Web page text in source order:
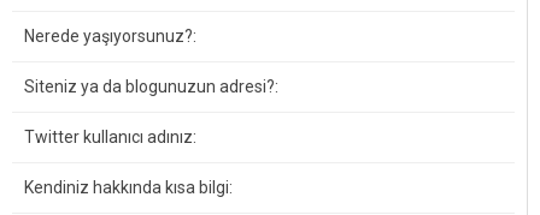
Nerede yaşıyorsunuz?:
Siteniz ya da blogunuzun adresi?:
Twitter kullanıcı adınız:
Kendiniz hakkında kısa bilgi: